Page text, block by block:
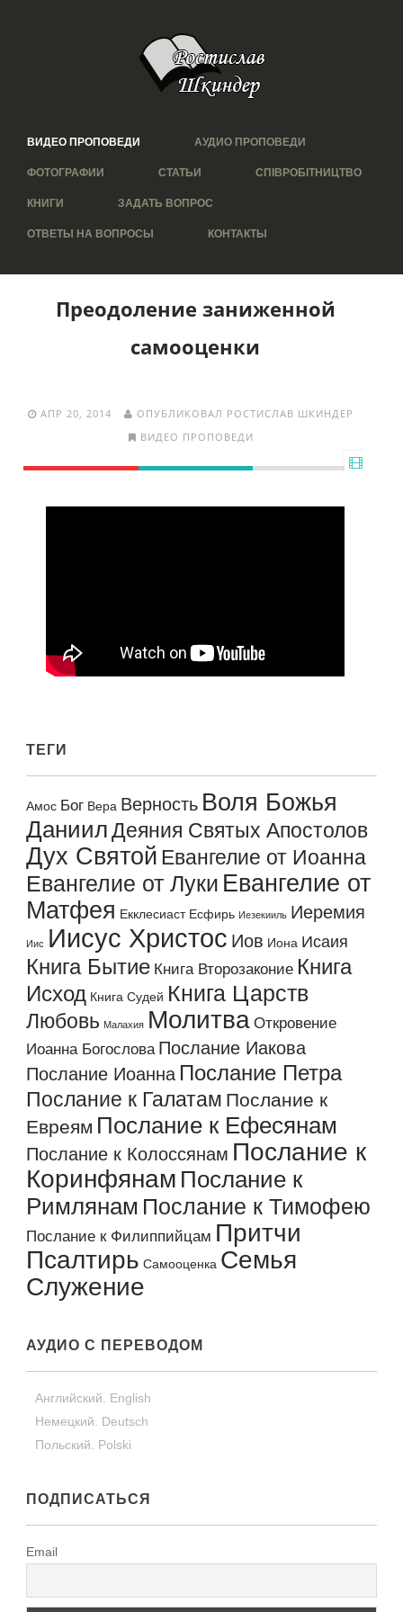
ВИДЕО ПРОПОВЕДИ АУДИО ПРОПОВЕДИ
ФОТОГРАФИИ СТАТЬИ СПІВРОБІТНИЦТВО
КНИГИ ЗАДАТЬ ВОПРОС
ОТВЕТЫ НА ВОПРОСЫ КОНТАКТЫ
Преодоление заниженной
самооценки
АПР 20, 2014
ОПУБЛИКОВАЛ РОСТИСЛАВ ШКИНДЕР
ВИДЕО ПРОПОВЕДИ
ТЕГИ
Амос Бог Вера Верность Воля Божья
ДаниилДеяния Святых Апостолов
Дух Святой Евангелие от Иоанна
Евангелие от Луки Евангелие от
Матфея Екклесиаст Есфирь Иезекииль Иеремия
Иис Иисус Христос Иов Иона Исаия
Книга Бытие Книга Второзаконие Книга
Исход Книга Судей Книга Царств
Любовь Малахия Молитва Откровение
Иоанна Богослова Послание Иакова
Послание Иоанна Послание Петра
Послание к Галатам Послание к
Евреям Послание к Ефесянам
Послание к Колоссянам Послание к
Коринфянам Послание к
Римлянам Послание к Тимофею
Послание к Филиппийцам Притчи
Псалтирь Самооценка Семья
Служение
АУДИО С ПЕРЕВОДОМ
Английский. English
Немецкий. Deutsch
Польский. Polski
ПОДПИСАТЬСЯ
Email